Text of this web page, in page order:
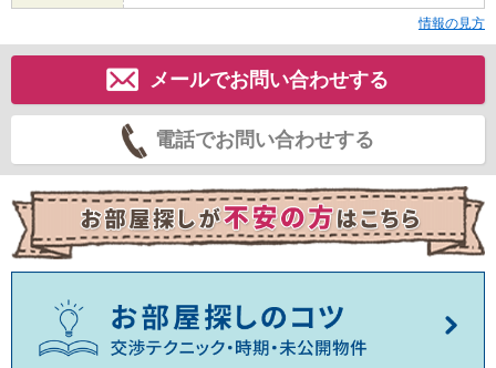
情報の見方
メールでお問い合わせする
電話でお問い合わせする